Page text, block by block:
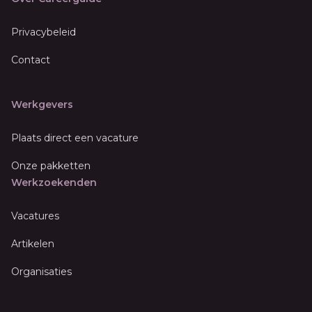
Privacybeleid
Contact
Werkgevers
Plaats direct een vacature
Onze pakketten
Werkzoekenden
Vacatures
Artikelen
Organisaties